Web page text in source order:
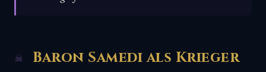
Baron Samedi als Krieger